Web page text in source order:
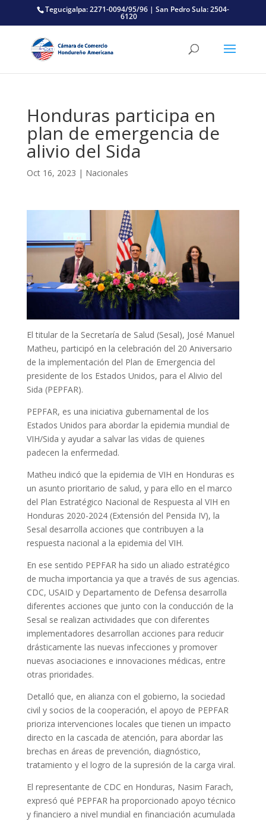
Tegucigalpa: 2271-0094/95/96 | San Pedro Sula: 2504-
6120
Honduras participa en
plan de emergencia de
alivio del Sida
Oct 16, 2023 | Nacionales
El titular de la Secretaría de Salud (Sesal), José Manuel
Matheu, participó en la celebración del 20 Aniversario
de la implementación del Plan de Emergencia del
presidente de los Estados Unidos, para el Alivio del
Sida (PEPFAR).
PEPFAR, es una iniciativa gubernamental de los
Estados Unidos para abordar la epidemia mundial de
VIH/Sida y ayudar a salvar las vidas de quienes
padecen la enfermedad.
Matheu indicó que la epidemia de VIH en Honduras es
un asunto prioritario de salud, y para ello en el marco
del Plan Estratégico Nacional de Respuesta al VIH en
Honduras 2020-2024 (Extensión del Pensida IV), la
Sesal desarrolla acciones que contribuyen a la
respuesta nacional a la epidemia del VIH.
En ese sentido PEPFAR ha sido un aliado estratégico
de mucha importancia ya que a través de sus agencias.
CDC, USAID y Departamento de Defensa desarrolla
diferentes acciones que junto con la conducción de la
Sesal se realizan actividades que con diferentes
implementadores desarrollan acciones para reducir
drásticamente las nuevas infecciones y promover
nuevas asociaciones e innovaciones médicas, entre
otras prioridades.
Detalló que, en alianza con el gobierno, la sociedad
civil y socios de la cooperación, el apoyo de PEPFAR
prioriza intervenciones locales que tienen un impacto
directo en la cascada de atención, para abordar las
brechas en áreas de prevención, diagnóstico,
tratamiento y el logro de la supresión de la carga viral.
El representante de CDC en Honduras, Nasim Farach,
expresó qué PEPFAR ha proporcionado apoyo técnico
y financiero a nivel mundial en financiación acumulada